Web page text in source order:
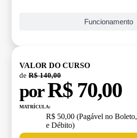
Funcionamento
VALOR DO CURSO
de R$ 140,00
porR$ 70,00
MATRÍCULA:
R$ 50,00 (Pagável no
e Débito)